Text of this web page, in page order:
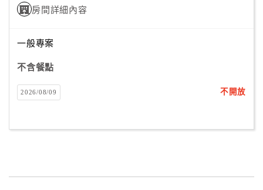
傳
房間詳細內容
一般專案
不含餐點
2026/08/09 不開放